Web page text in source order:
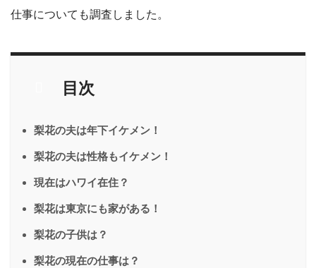
仕事についても調査しました。
目次
梨花の夫は年下イケメン！
梨花の夫は性格もイケメン！
現在はハワイ在住？
梨花は東京にも家がある！
梨花の子供は？
梨花の現在の仕事は？